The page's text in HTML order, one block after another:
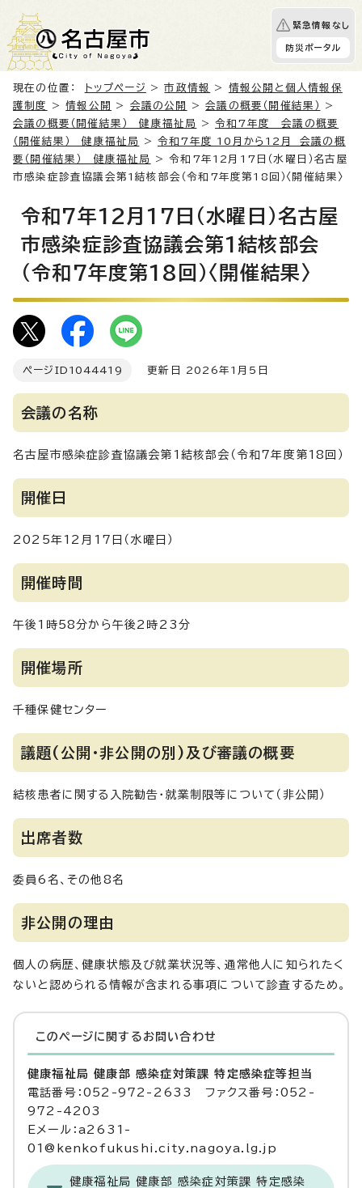
緊急情報なし
防災ポータル
現在の位置： トップページ >市政情報 > 情報公開と個人情報保
護制度
>情報公開 > 会議の公開 >会議の概要（開催結果）
>
会議の概要（開催結果） 健康福祉局
>令和7年度 会議の概要
（開催結果） 健康福祉局
>令和7年度 10月から12月 会議の概
要（開催結果） 健康福祉局
> 令和7年12月17日（水曜日）名古屋
市感染症診査協議会第1結核部会（令和7年度第18回）〈開催結果〉
令和7年12月17日（水曜日）名古屋
市感染症診査協議会第1結核部会
（令和7年度第18回）〈開催結果〉
ページID 1044419 更新日 2026年1月5日
会議の名称
名古屋市感染症診査協議会第1結核部会（令和7年度第18回）
開催日
2025年12月17日（水曜日）
開催時間
午後1時58分から午後2時23分
開催場所
千種保健センター
議題(公開・非公開の別)及び審議の概要
結核患者に関する入院勧告・就業制限等について（非公開）
出席者数
委員6名、その他8名
非公開の理由
個人の病歴、健康状態及び就業状況等、通常他人に知られたく
ないと認められる情報が含まれる事項について診査するため。
このページに関する お問い合わせ
健康福祉局 健康部 感染症対策課 特定感染症等担当
電話番号：052-972-2633 ファクス番号：052-
972-4203
Eメール：a2631-
01@kenkofukushi.city.nagoya.lg.jp
健康福祉局 健康部 感染症対策課 特定感染